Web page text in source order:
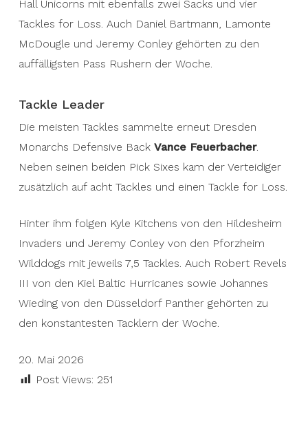
Hall Unicorns mit ebenfalls zwei Sacks und vier
Tackles for Loss. Auch Daniel Bartmann, Lamonte
McDougle und Jeremy Conley gehörten zu den
auffälligsten Pass Rushern der Woche.
Tackle Leader
Die meisten Tackles sammelte erneut Dresden
Monarchs Defensive Back Vance Feuerbacher.
Neben seinen beiden Pick Sixes kam der Verteidiger
zusätzlich auf acht Tackles und einen Tackle for Loss.
Hinter ihm folgen Kyle Kitchens von den Hildesheim
Invaders und Jeremy Conley von den Pforzheim
Wilddogs mit jeweils 7,5 Tackles. Auch Robert Revels
III von den Kiel Baltic Hurricanes sowie Johannes
Wieding von den Düsseldorf Panther gehörten zu
den konstantesten Tacklern der Woche.
20. Mai 2026
Post Views: 251